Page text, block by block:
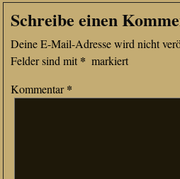
Schreibe einen
Deine E-Mail-Adresse wird nicht
Felder sind mit * markiert
Kommentar*